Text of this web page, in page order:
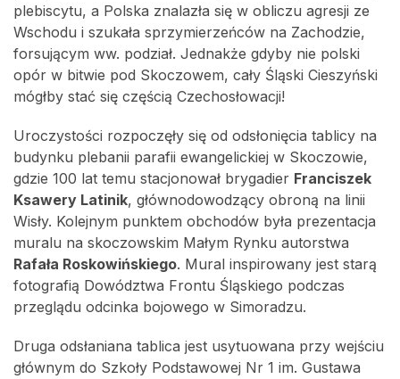
plebiscytu, a Polska znalazła się w obliczu agresji ze
Wschodu i szukała sprzymierzeńców na Zachodzie,
forsującym ww. podział. Jednakże gdyby nie polski
opór w bitwie pod Skoczowem, cały Śląski Cieszyński
mógłby stać się częścią Czechosłowacji!
Uroczystości rozpoczęły się od odsłonięcia tablicy na
budynku plebanii parafii ewangelickiej w Skoczowie,
gdzie 100 lat temu stacjonował brygadier Franciszek
Ksawery Latinik, głównodowodzący obroną na linii
Wisły. Kolejnym punktem obchodów była prezentacja
muralu na skoczowskim Małym Rynku autorstwa
Rafała Roskowińskiego. Mural inspirowany jest starą
fotografią Dowództwa Frontu Śląskiego podczas
przeglądu odcinka bojowego w Simoradzu.
Druga odsłaniana tablica jest usytuowana przy wejściu
głównym do Szkoły Podstawowej Nr 1 im. Gustawa